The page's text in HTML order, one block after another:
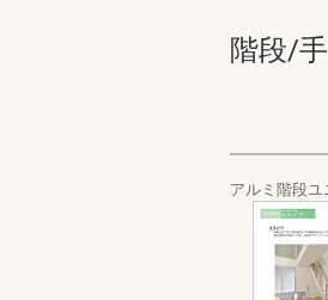
階段/
アルミ階段ユ